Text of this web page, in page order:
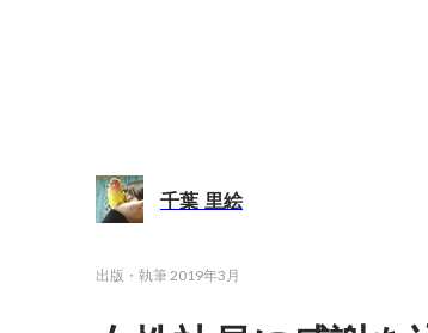
千葉 里絵
出版・執筆2019年3月